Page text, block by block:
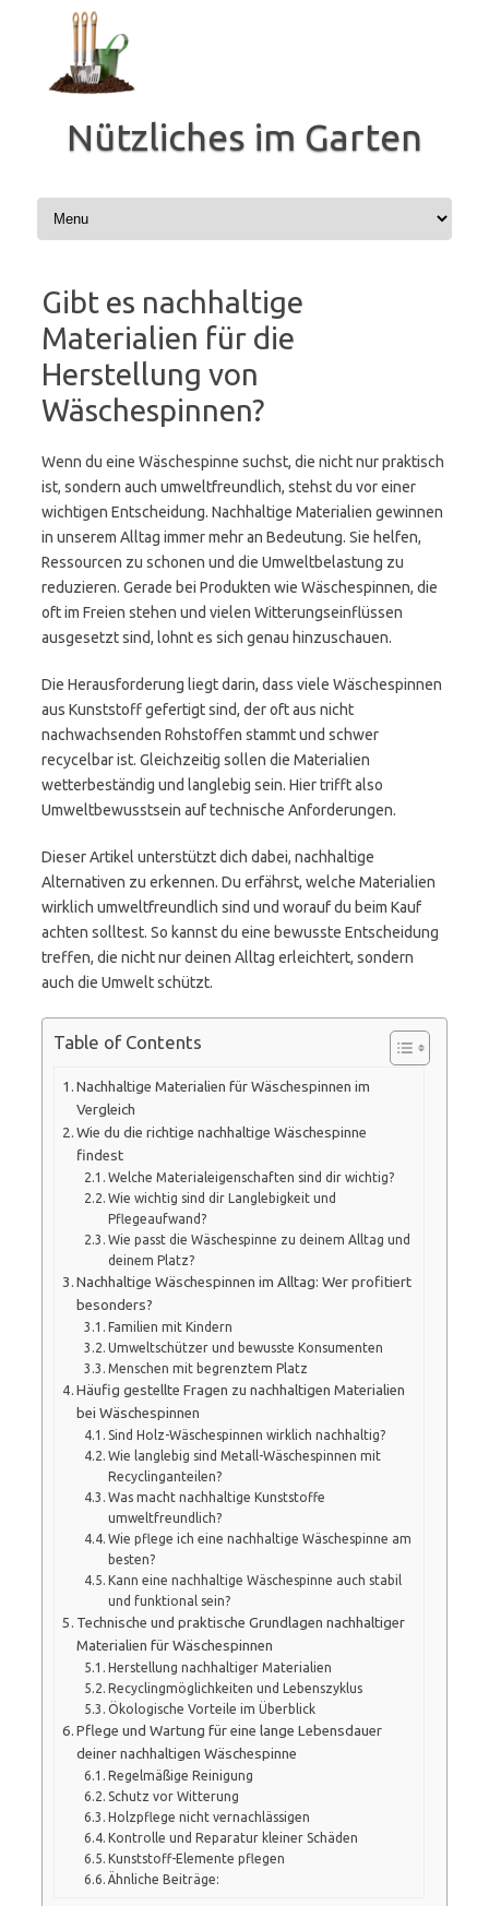
springen
Nützliches im Garten
Gibt es nachhaltige
Materialien für die
Herstellung von
Wäschespinnen?
Wenn du eine Wäschespinne suchst, die nicht nur praktisch
ist, sondern auch umweltfreundlich, stehst du vor einer
wichtigen Entscheidung. Nachhaltige Materialien gewinnen
in unserem Alltag immer mehr an Bedeutung. Sie helfen,
Ressourcen zu schonen und die Umweltbelastung zu
reduzieren. Gerade bei Produkten wie Wäschespinnen, die
oft im Freien stehen und vielen Witterungseinflüssen
ausgesetzt sind, lohnt es sich genau hinzuschauen.
Die Herausforderung liegt darin, dass viele Wäschespinnen
aus Kunststoff gefertigt sind, der oft aus nicht
nachwachsenden Rohstoffen stammt und schwer
recycelbar ist. Gleichzeitig sollen die Materialien
wetterbeständig und langlebig sein. Hier trifft also
Umweltbewusstsein auf technische Anforderungen.
Dieser Artikel unterstützt dich dabei, nachhaltige
Alternativen zu erkennen. Du erfährst, welche Materialien
wirklich umweltfreundlich sind und worauf du beim Kauf
achten solltest. So kannst du eine bewusste Entscheidung
treffen, die nicht nur deinen Alltag erleichtert, sondern
auch die Umwelt schützt.
Table of Contents
Nachhaltige Materialien für Wäschespinnen im
Vergleich
Wie du die richtige nachhaltige Wäschespinne
findest
Welche Materialeigenschaften sind dir wichtig?
Wie wichtig sind dir Langlebigkeit und
Pflegeaufwand?
Wie passt die Wäschespinne zu deinem Alltag und
deinem Platz?
Nachhaltige Wäschespinnen im Alltag: Wer profitiert
besonders?
Familien mit Kindern
Umweltschützer und bewusste Konsumenten
Menschen mit begrenztem Platz
Häufig gestellte Fragen zu nachhaltigen Materialien
bei Wäschespinnen
Sind Holz-Wäschespinnen wirklich nachhaltig?
Wie langlebig sind Metall-Wäschespinnen mit
Recyclinganteilen?
Was macht nachhaltige Kunststoffe
umweltfreundlich?
Wie pflege ich eine nachhaltige Wäschespinne am
besten?
Kann eine nachhaltige Wäschespinne auch stabil
und funktional sein?
Technische und praktische Grundlagen nachhaltiger
Materialien für Wäschespinnen
Herstellung nachhaltiger Materialien
Recyclingmöglichkeiten und Lebenszyklus
Ökologische Vorteile im Überblick
Pflege und Wartung für eine lange Lebensdauer
deiner nachhaltigen Wäschespinne
Regelmäßige Reinigung
Schutz vor Witterung
Holzpflege nicht vernachlässigen
Kontrolle und Reparatur kleiner Schäden
Kunststoff-Elemente pflegen
Ähnliche Beiträge: